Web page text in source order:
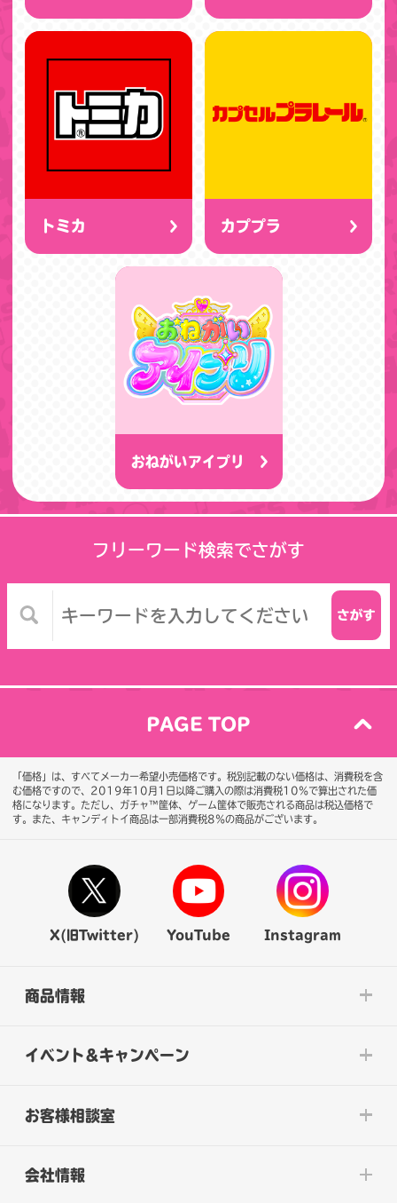
トミカ カププラ
おねがいアイプリ
フリーワード検索でさがす
PAGE TOP
「価格」は、すべてメーカー希望小売価格です。税別記載のない価格は、消費税を含
む価格ですので、2019年10月1日以降ご購入の際は消費税10％で算出された価
格になります。 ただし、ガチャ™筐体、ゲーム筐体で販売される商品は税込価格で
す。また、キャンディトイ商品は一部消費税8％の商品がございます。
X(旧Twitter) YouTube Instagram
商品情報
イベント&キャンペーン
お客様相談室
会社情報